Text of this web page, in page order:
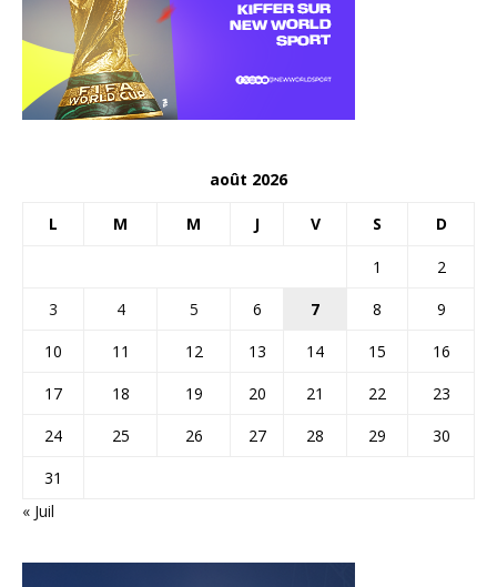
août 2026
L M M J V S D
1
2
3
4 5 6 7 8
9
10
11 12 13 14 15
16
17
18 19 20 21 22
23
24
25 26 27 28 29
30
31
« Juil